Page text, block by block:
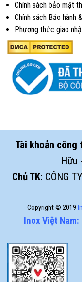
Chính sách bảo mật
Chính sách Bảo hành
Phương thức giao
Tài khoản công
Hữu -
Chủ TK: CÔNG
Copyright © 2019
Inox Việt Nam: